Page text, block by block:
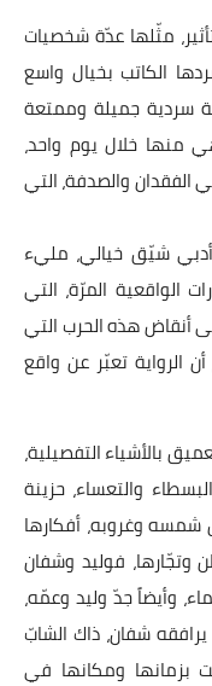
مثّلها عدّة شخصيات
الكاتب بخيال واسع
سردية جميلة وممتعة
منها خلال يوم واحد،
الفقدان والصدفة، التي
الخيمة 320 بأسلوب أدبي شيّق خيالي، مليء
الواقعية المرّة، التي
أنقاض هذه الحرب التي
الرواية تعبّر عن واقع
بالأشياء التفصيلية،
والتعساء، حزينة
وغروبه، أفكارها
فوليد وشفان
وأيضاً جدّ وليد وعمّه،
شفان، ذاك الشابّ
بزمانها ومكانها في